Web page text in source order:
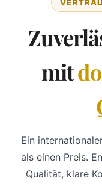
mit
Ein
als einen Preis.
Qualität, klare